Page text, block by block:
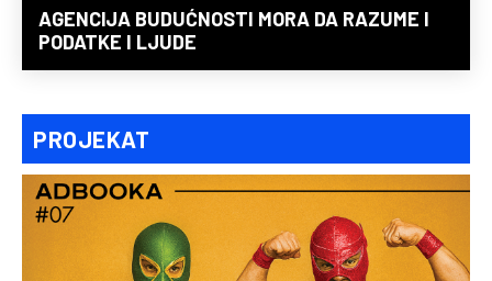
AGENCIJA BUDUĆNOSTI MORA DA RAZUME I
PODATKE I LJUDE
PROJEKAT